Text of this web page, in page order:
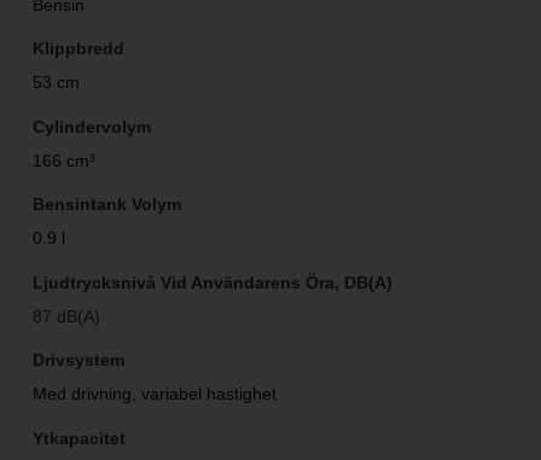
Bensin
Klippbredd
53 cm
Cylindervolym
166 cm³
Bensintank Volym
0.9 l
Ljudtrycksnivå Vid Användarens Öra, DB(A)
87 dB(A)
Drivsystem
Med drivning, variabel hastighet
Ytkapacitet